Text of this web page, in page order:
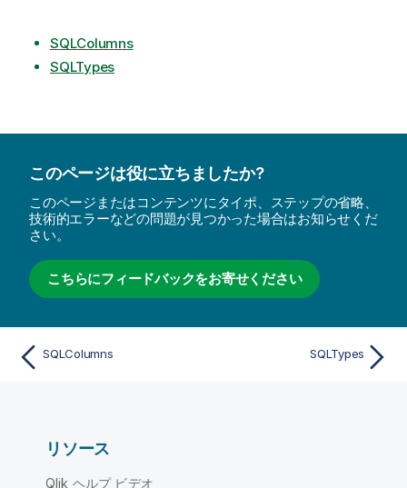
SQLColumns
SQLTypes
このページは役に立ちましたか?
このページまたはコンテンツにタイポ、ステップの省略、
技術的エラーなどの問題が見つかった場合はお知らせくだ
さい。
こちらにフィードバックをお寄せください
SQLColumns SQLTypes
リソース
Qlik ヘルプ ビデオ